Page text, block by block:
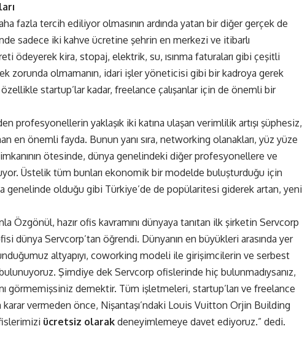
fazla tercih ediliyor olmasının ardında yatan bir diğer gerçek de
sadece iki kahve ücretine şehrin en merkezi ve itibarlı
ödeyerek kira, stopaj, elektrik, su, ısınma faturaları gibi çeşitli
zorunda olmamanın, idari işler yöneticisi gibi bir kadroya gerek
özellikle startup’lar kadar, freelance çalışanlar için de önemli bir
profesyonellerin yaklaşık iki katına ulaşan verimlilik artışı şüphesiz,
en önemli fayda. Bunun yanı sıra, networking olanakları, yüz yüze
ötesinde, dünya genelindeki diğer profesyonellere ve
Üstelik tüm bunları ekonomik bir modelde buluşturduğu için
genelinde olduğu gibi Türkiye’de de popülaritesi giderek artan, yeni
Özgönül, hazır ofis kavramını dünyaya tanıtan ilk şirketin Servcorp
dünya Servcorp’tan öğrendi. Dünyanın en büyükleri arasında yer
altyapıyı, coworking modeli ile girişimcilerin ve serbest
Şimdiye dek Servcorp ofislerinde hiç bulunmadıysanız,
görmemişsiniz demektir. Tüm işletmeleri, startup’ları ve freelance
karar vermeden önce, Nişantaşı’ndaki Louis Vuitton Orjin Building
ücretsiz olarak deneyimlemeye davet ediyoruz.” dedi.